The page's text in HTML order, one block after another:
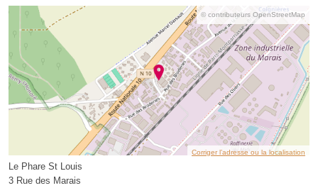
© contributeurs OpenStreetMap
Corriger l’adresse ou la localisation
Le Phare St Louis
3 Rue des Marais